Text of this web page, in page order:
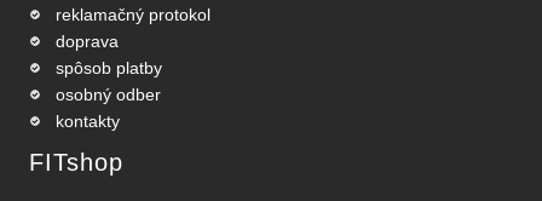
reklamačný protokol
doprava
spôsob platby
osobný odber
kontakty
FITshop